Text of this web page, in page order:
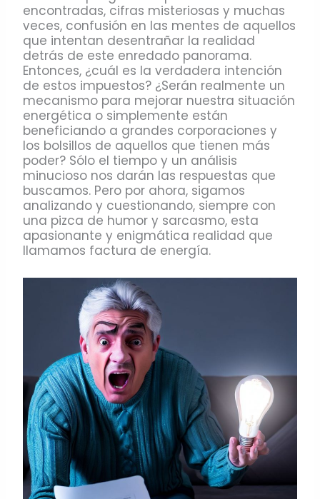
encontradas, cifras misteriosas y muchas
veces, confusión en las mentes de aquellos
que intentan desentrañar la realidad
detrás de este enredado panorama.
Entonces, ¿cuál es la verdadera intención
de estos impuestos? ¿Serán realmente un
mecanismo para mejorar nuestra situación
energética o simplemente están
beneficiando a grandes corporaciones y
los bolsillos de aquellos que tienen más
poder? Sólo el tiempo y un análisis
minucioso nos darán las respuestas que
buscamos. Pero por ahora, sigamos
analizando y cuestionando, siempre con
una pizca de humor y sarcasmo, esta
apasionante y enigmática realidad que
llamamos factura de energía.